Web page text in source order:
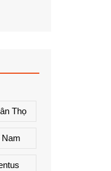
Thọ
Nam